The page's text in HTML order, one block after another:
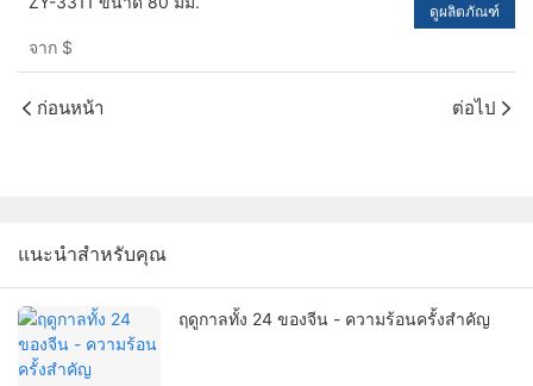
จาก $
ดูผลิตภัณฑ์
ก่อนหน้า ต่อไป
แนะนำสำหรับคุณ
ฤดูกาลทั้ง 24 ของจีน - ความร้อนครั้งสำคัญ